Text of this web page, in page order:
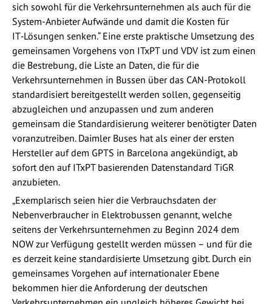
sich sowohl für die Verkehrsunternehmen als auch für die
System-Anbieter Aufwände und damit die Kosten für
IT‑Lösungen senken.“ Eine erste praktische Umsetzung des
gemeinsamen Vorgehens von ITxPT und VDV ist zum einen
die Bestrebung, die Liste an Daten, die für die
Verkehrsunternehmen in Bussen über das CAN-Protokoll
standardisiert bereitgestellt werden sollen, gegenseitig
abzugleichen und anzupassen und zum anderen
gemeinsam die Standardisierung weiterer benötigter Daten
voranzutreiben. Daimler Buses hat als einer der ersten
Hersteller auf dem GPTS in Barcelona angekündigt, ab
sofort den auf ITxPT basierenden Datenstandard TiGR
anzubieten.
„Exemplarisch seien hier die Verbrauchsdaten der
Nebenverbraucher in Elektrobussen genannt, welche
seitens der Verkehrsunternehmen zu Beginn 2024 dem
NOW zur Verfügung gestellt werden müssen – und für die
es derzeit keine standardisierte Umsetzung gibt. Durch ein
gemeinsames Vorgehen auf internationaler Ebene
bekommen hier die Anforderung der deutschen